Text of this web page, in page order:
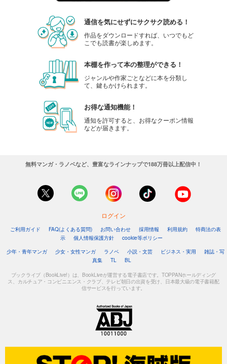
通信を気にせずにサクサク読める！
作品をダウンロードすれば、いつでもど
こでも読書が楽しめます。
本棚を作って本の整理ができる！
ジャンルや作家ごとなどに本を分類し
て、鍵もかけられます。
お得な通知機能！
通知を許可すると、お得なクーポン情報
などが届きます。
無料マンガ・ラノベなど、豊富なラインナップで188万冊以上配信中！
ログイン
ご利用ガイド FAQ(よくある質問) お問い合わせ 採用情報 利用規約
特商法の表
示
個人情報保護方針
cookie等ポリシー
少年・青年マンガ
少女・女性マンガ ラノベ 小説・文芸 ビジネス・実用
雑誌・写
真集
TL BL
ブックライブ（BookLive!）は、BookLiveが運営する電子書店です。TOPPANホールディング
ス、カルチュア・コンビニエンス・クラブ、テレビ朝日の出資を受け、日本最大級の電子書籍配
信サービスを行っています。